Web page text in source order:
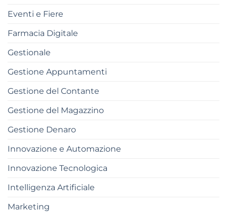
Eventi e Fiere
Farmacia Digitale
Gestionale
Gestione Appuntamenti
Gestione del Contante
Gestione del Magazzino
Gestione Denaro
Innovazione e Automazione
Innovazione Tecnologica
Intelligenza Artificiale
Marketing